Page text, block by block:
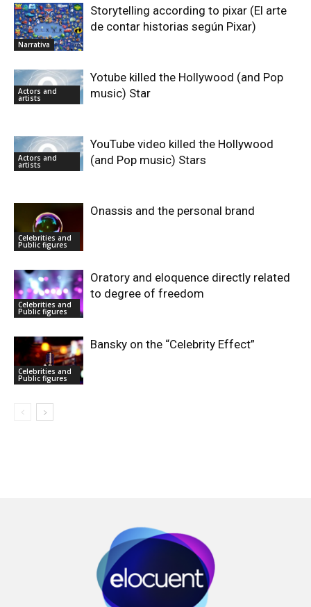
Narrativa
Storytelling according to pixar (El arte
de contar historias según Pixar)
Actors and
artists
Yotube killed the Hollywood (and Pop
music) Star
Actors and
artists
YouTube video killed the Hollywood
(and Pop music) Stars
Celebrities and
Public figures
Onassis and the personal brand
Celebrities and
Public figures
Oratory and eloquence directly related
to degree of freedom
Celebrities and
Public figures
Bansky on the “Celebrity Effect”